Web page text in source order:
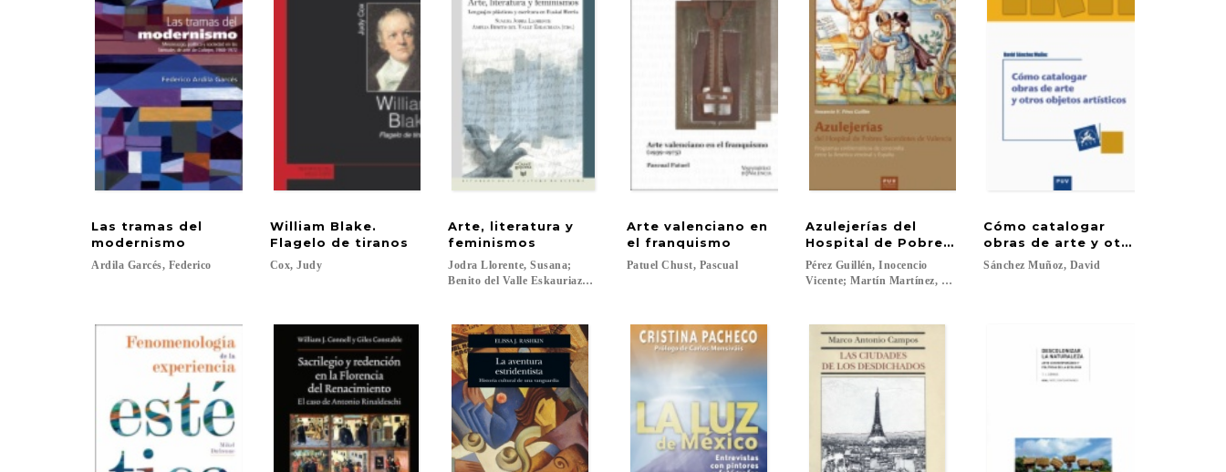
Las tramas del
modernismo
Ardila Garcés, Federico
William Blake.
Flagelo de tiranos
Cox, Judy
Arte, literatura y
feminismos
Jodra Llorente, Susana;
Benito del Valle Eskauriaza, Amelia (eds.)....
Arte valenciano en
el franquismo
Patuel Chust, Pascual
Azulejerías del
Hospital de Pobres Sacerdotes de Valencia
Pérez Guillén, Inocencio
Vicente; Martín Martínez, José...
Cómo catalogar
obras de arte y otros objetos
Sánchez Muñoz, David